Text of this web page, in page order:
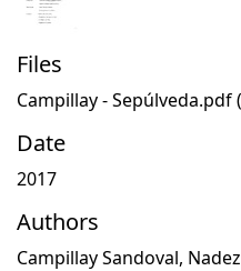
Files
Campillay - Sepúlveda.pdf
Date
2017
Authors
Campillay Sandoval,